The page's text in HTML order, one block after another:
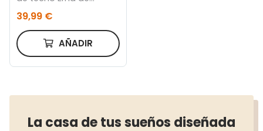
natural y blanco Ø 40
cm
39,99 €
AÑADIR
La casa de tus sueños diseñada